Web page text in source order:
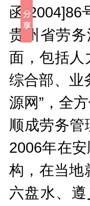
函[2004]86
贵州省劳
面，包括人
综合部、业
源网”，全
顺成劳务
2006年在
构，在当地
六盘水、